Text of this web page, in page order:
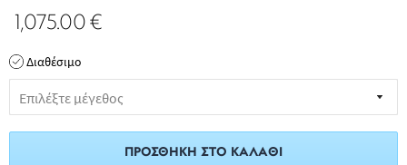
1,075.00 €
Διαθέσιμο
ΠΡΟΣΘΉΚΗ ΣΤΟ ΚΑΛΆΘΙ